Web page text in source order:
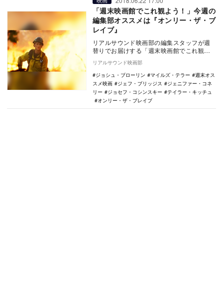
「週末映画館でこれ観よう！」今週の
編集部オススメは『オンリー・ザ・ブ
レイブ』
リアルサウンド映画部の編集スタッフが週
替りでお届けする「週末映画館でこれ観よ
う！」。毎週末にオススメ映画・特集上映
をご紹介。今週…
リアルサウンド映画部
ジョシュ・ブローリン
マイルズ・テラー
週末オス
スメ映画
ジェフ・ブリッジス
ジェニファー・コネ
リー
ジョセフ・コシンスキー
テイラー・キッチュ
オンリー・ザ・ブレイブ